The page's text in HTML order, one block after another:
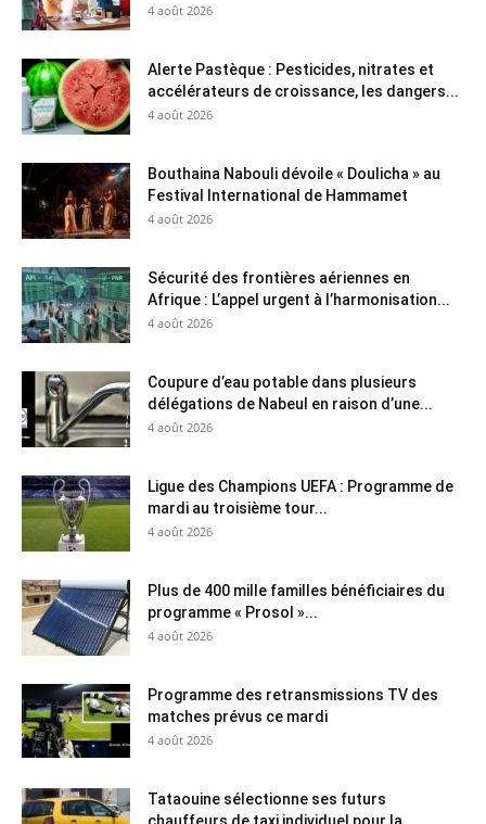
4 août 2026
Alerte Pastèque : Pesticides, nitrates et
accélérateurs de croissance, les dangers...
4 août 2026
Bouthaina Nabouli dévoile « Doulicha » au
Festival International de Hammamet
4 août 2026
Sécurité des frontières aériennes en
Afrique : L’appel urgent à l’harmonisation...
4 août 2026
Coupure d’eau potable dans plusieurs
délégations de Nabeul en raison d’une...
4 août 2026
Ligue des Champions UEFA : Programme de
mardi au troisième tour...
4 août 2026
Plus de 400 mille familles bénéficiaires du
programme « Prosol »...
4 août 2026
Programme des retransmissions TV des
matches prévus ce mardi
4 août 2026
Tataouine sélectionne ses futurs
chauffeurs de taxi individuel pour la